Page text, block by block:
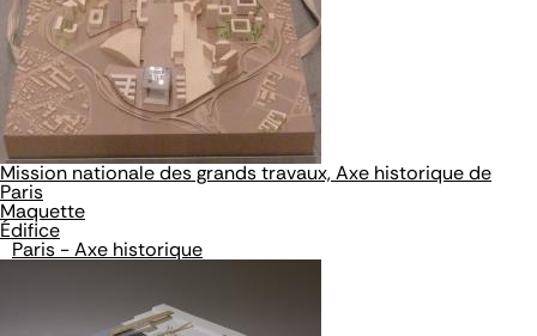
Mission nationale des grands travaux, Axe historique de
Paris
Maquette
Édifice
Paris - Axe historique